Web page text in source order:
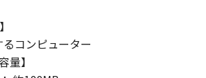
を含むがこれらに限定されない
います。）について、適用法で
、一切の責任を負わないものと
、キヤノン、キヤノンのライセ
るコンピューター
量】